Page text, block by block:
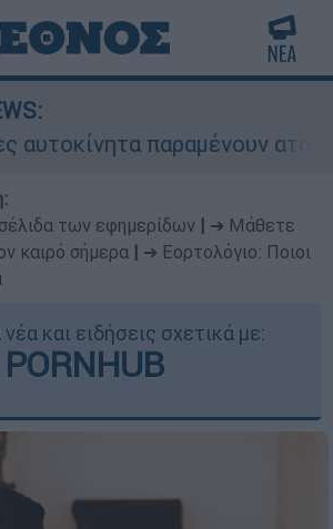
παραμένουν αταξινόμητα -
των εφημερίδων
➔ Μάθετε
καιρό σήμερα
➔ Εορτολόγιο: Ποιοι
και ειδήσεις σχετικά με:
PORNHUB